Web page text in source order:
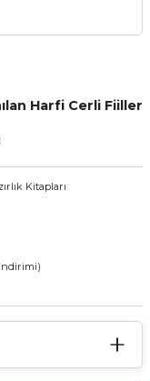
Harfi Cerli Fiiller
Kitapları
indirimi)